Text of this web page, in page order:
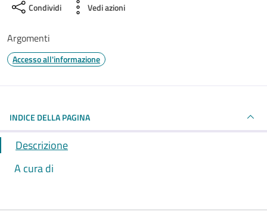
Condividi Vedi azioni
Argomenti
Accesso all'informazione
INDICE DELLA PAGINA
Descrizione
A cura di